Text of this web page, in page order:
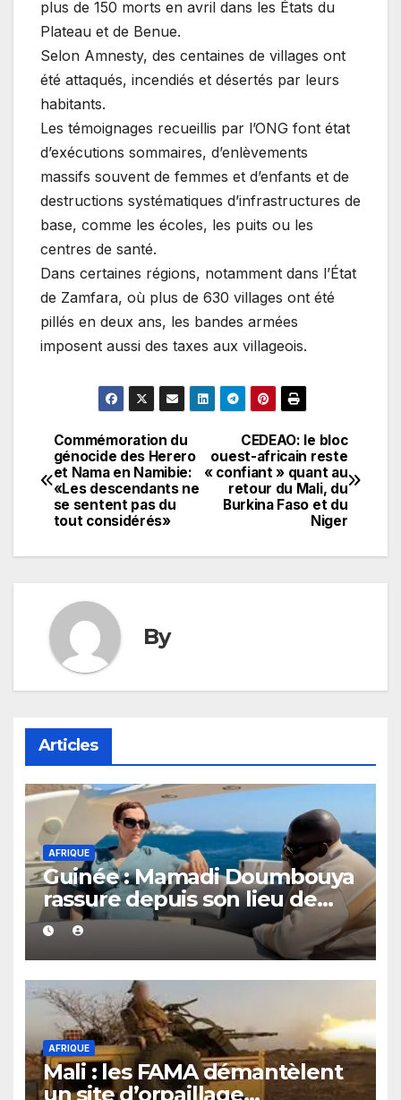
plus de 150 morts en avril dans les États du
Plateau et de Benue.
Selon Amnesty, des centaines de villages ont
été attaqués, incendiés et désertés par leurs
habitants.
Les témoignages recueillis par l’ONG font état
d’exécutions sommaires, d’enlèvements
massifs souvent de femmes et d’enfants et de
destructions systématiques d’infrastructures de
base, comme les écoles, les puits ou les
centres de santé.
Dans certaines régions, notamment dans l’État
de Zamfara, où plus de 630 villages ont été
pillés en deux ans, les bandes armées
imposent aussi des taxes aux villageois.
Navigation
de
l’article
CEDEAO: le bloc
ouest-africain reste
« confiant » quant au
retour du Mali, du
Burkina Faso et du
Niger
Commémoration du
génocide des Herero
et Nama en Namibie:
«Les descendants ne
se sentent pas du
tout considérés»
By
Articles
AFRIQUE
Guinée : Mamadi Doumbouya
rassure depuis son lieu de
vacances
AFRIQUE
Mali : les FAMA démantèlent
un site d’orpaillage